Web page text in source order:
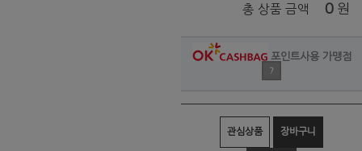
총 상품 금액 0 원
포인트사용 가맹점
?
관심상품 장바구니